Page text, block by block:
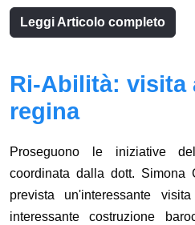
Leggi Articolo completo
Ri-Abilità: visita
regina
Proseguono le iniziative
coordinata dalla dott. Simona
prevista un'interessante
interessante costruzione